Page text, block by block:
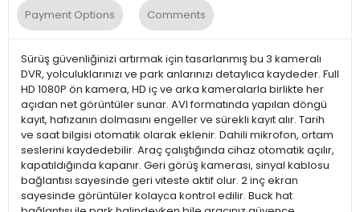
Payment Options Comments
Sürüş güvenliğinizi artırmak için tasarlanmış bu 3 kameralı
DVR, yolculuklarınızı ve park anlarınızı detaylıca kaydeder. Full
HD 1080P ön kamera, HD iç ve arka kameralarla birlikte her
açıdan net görüntüler sunar. AVI formatında yapılan döngü
kayıt, hafızanın dolmasını engeller ve sürekli kayıt alır. Tarih
ve saat bilgisi otomatik olarak eklenir. Dahili mikrofon, ortam
seslerini kaydedebilir. Araç çalıştığında cihaz otomatik açılır,
kapatıldığında kapanır. Geri görüş kamerası, sinyal kablosu
bağlantısı sayesinde geri viteste aktif olur. 2 inç ekran
sayesinde görüntüler kolayca kontrol edilir. Buck hat